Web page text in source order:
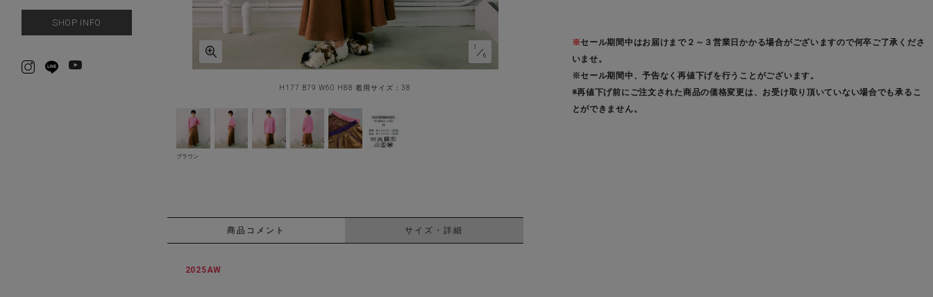
SHOP INFO
1 ／6
H177 B79 W60 H88 着用サイズ：38
ブラウン
商品コメント サイズ・詳細
2025AW
※セール期間中はお届けまで２～３営業日かかる場合がございますので何卒ご了承くださ
いませ。
※セール期間中、予告なく再値下げを行うことがございます。
※再値下げ前にご注文された商品の価格変更は、お受け取り頂いていない場合でも承るこ
とができません。